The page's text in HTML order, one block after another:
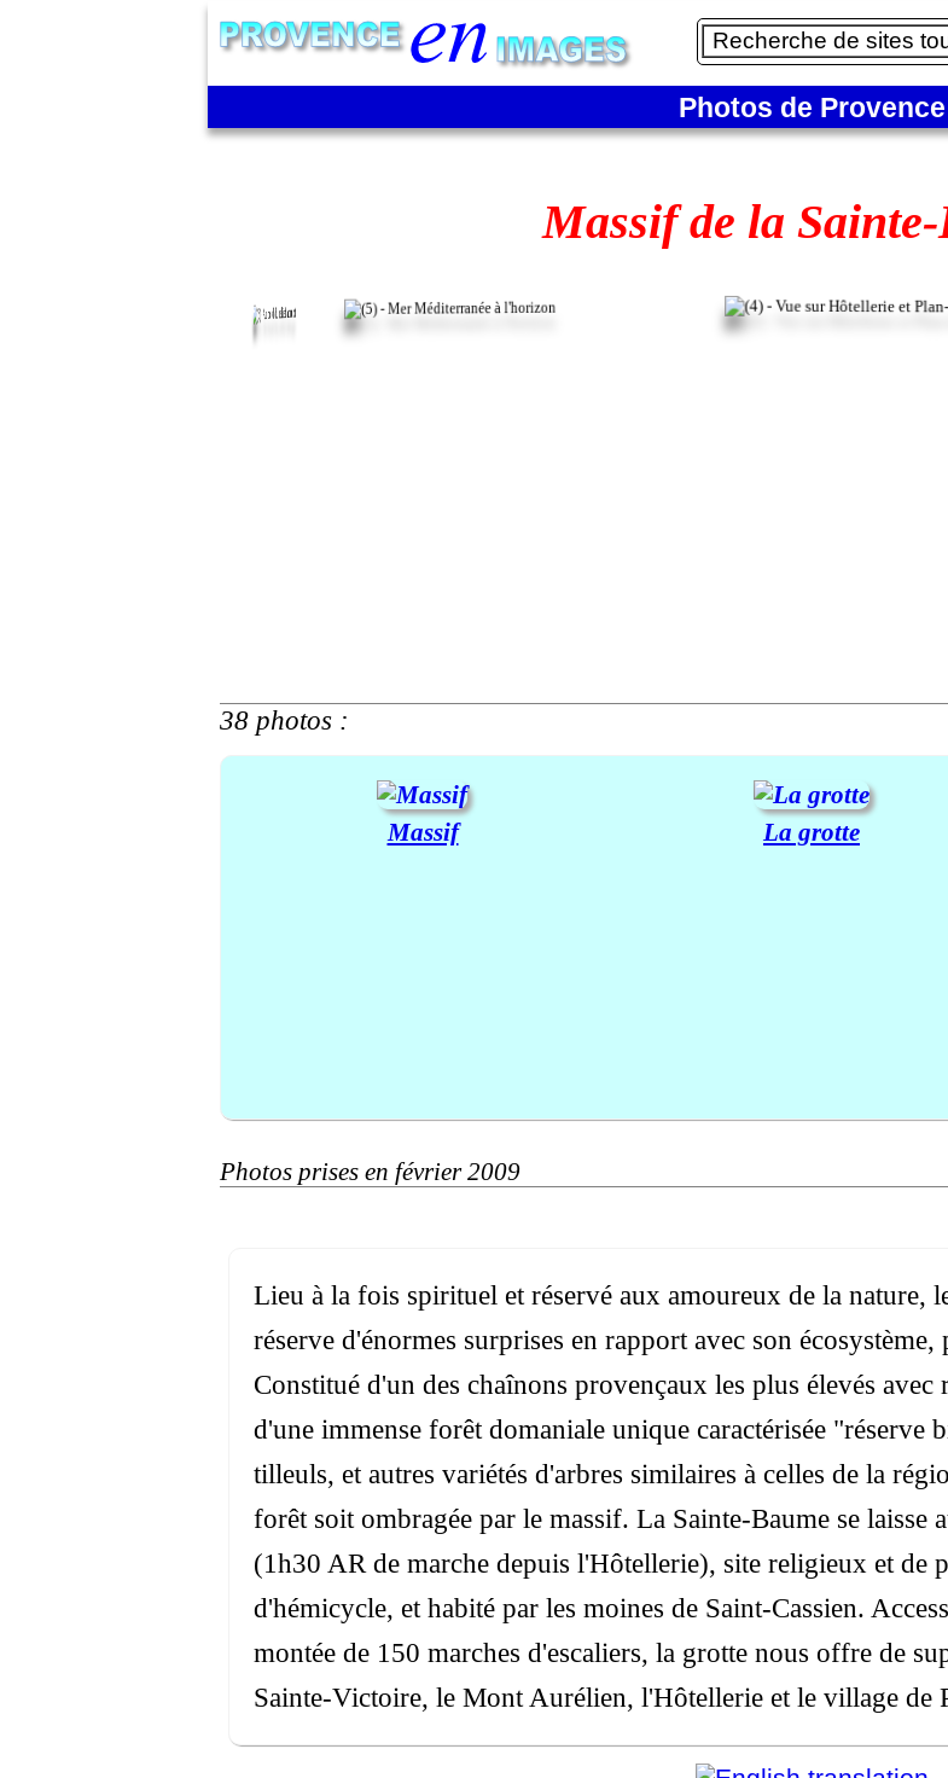
Photos de Provence
Massif de la
38 photos :
Massif La grotte
Photos prises en février 2009
Lieu à la fois spirituel et réservé aux amoureux de la nature,
réserve d'énormes surprises en rapport avec son
Constitué d'un des chaînons provençaux les plus élevés
d'une immense forêt domaniale unique caractérisée "réserve
tilleuls, et autres variétés d'arbres similaires à celles de la
forêt soit ombragée par le massif. La Sainte-Baume se laisse
(1h30 AR de marche depuis l'Hôtellerie), site religieux et de
d'hémicycle, et habité par les moines de Saint-Cassien.
montée de 150 marches d'escaliers, la grotte nous offre de
Sainte-Victoire, le Mont Aurélien, l'Hôtellerie et le village de